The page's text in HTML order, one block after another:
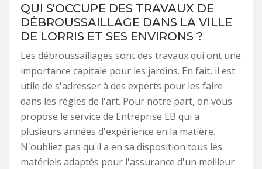
QUI S'OCCUPE DES TRAVAUX DE
DÉBROUSSAILLAGE DANS LA VILLE
DE LORRIS ET SES ENVIRONS ?
Les débroussaillages sont des travaux qui ont une
importance capitale pour les jardins. En fait, il est
utile de s'adresser à des experts pour les faire
dans les règles de l'art. Pour notre part, on vous
propose le service de Entreprise EB qui a
plusieurs années d'expérience en la matière.
N'oubliez pas qu'il a en sa disposition tous les
matériels adaptés pour l'assurance d'un meilleur